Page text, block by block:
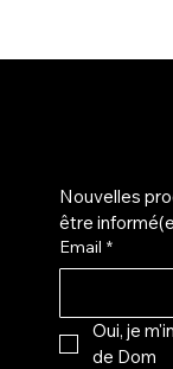
Nouvelles
être
Email *
Oui, je
de Dom